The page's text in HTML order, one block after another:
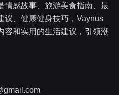
情感故事、旅游美食指南、最
议、健康健身技巧，Vaynus
容和实用的生活建议，引领潮